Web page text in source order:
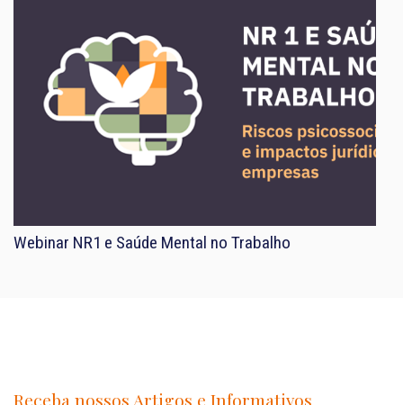
Webinar NR1 e Saúde Mental no Trabalho
Receba nossos Artigos e Informativos